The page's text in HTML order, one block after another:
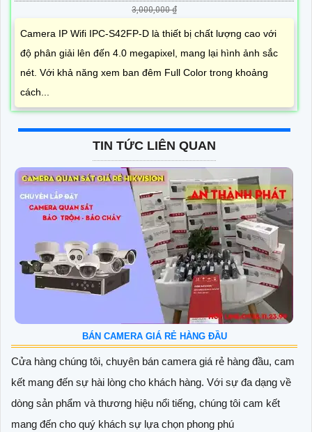
3,000,000 ₫
Camera IP Wifi IPC-S42FP-D là thiết bị chất lượng cao với
độ phân giải lên đến 4.0 megapixel, mang lại hình ảnh sắc
nét. Với khả năng xem ban đêm Full Color trong khoảng
cách...
TIN TỨC LIÊN QUAN
BÁN CAMERA GIÁ RẺ HÀNG ĐẦU
Cửa hàng chúng tôi, chuyên bán camera giá rẻ hàng đầu, cam
kết mang đến sự hài lòng cho khách hàng. Với sự đa dạng về
dòng sản phẩm và thương hiệu nổi tiếng, chúng tôi cam kết
mang đến cho quý khách sự lựa chọn phong phú